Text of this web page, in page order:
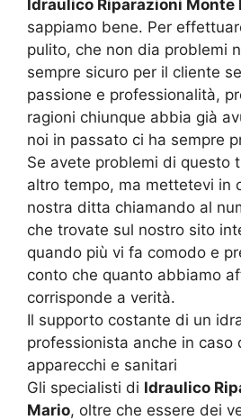
Idraulico Riparazioni Monte
sappiamo bene. Per
pulito, che non dia problemi
sempre sicuro per il cliente
passione e professionalità,
ragioni chiunque abbia già
noi in passato ci ha sempre
Se avete problemi di questo
altro tempo, ma mettetevi in
nostra ditta chiamando al
che trovate sul nostro sito
quando più vi fa comodo e
conto che quanto abbiamo
corrisponde a verità.
Il supporto costante di un
professionista anche in caso
apparecchi e sanitari
Gli specialisti di Idraulico
Mario, oltre che essere dei